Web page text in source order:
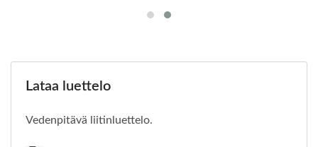
Lataa luettelo
Vedenpitävä liitinluettelo.